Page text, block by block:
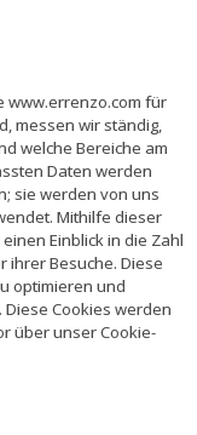
www.errenzo.com für
messen wir ständig,
welche Bereiche am
Daten werden
sie werden von uns
Mithilfe dieser
Einblick in die Zahl
ihrer Besuche. Diese
optimieren und
Cookies werden
über unser Cookie-